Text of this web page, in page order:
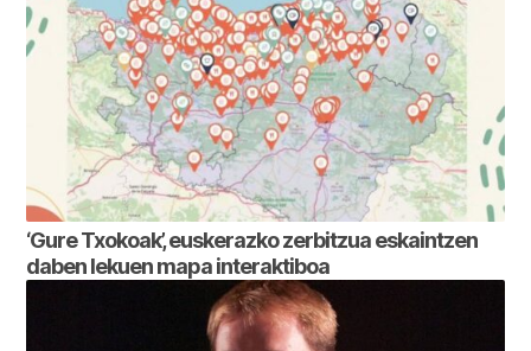
‘Gure Txokoak’, euskerazko zerbitzua eskaintzen
daben lekuen mapa interaktiboa